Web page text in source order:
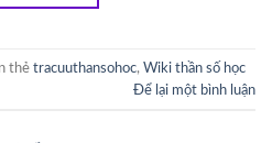
thẻ tracuuthansohoc, Wiki thần số học
Để lại một bình luận